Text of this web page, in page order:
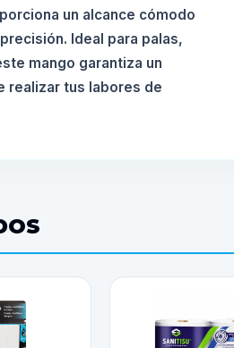
un alcance cómodo
Ideal para palas,
mango garantiza un
realizar tus labores de